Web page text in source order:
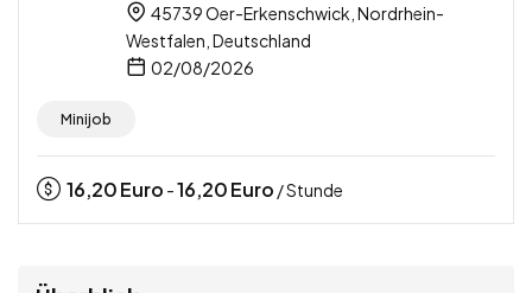
45739 Oer-Erkenschwick, Nordrhein-
Westfalen, Deutschland
02/08/2026
Minijob
16,20Euro -16,20Euro / Stunde